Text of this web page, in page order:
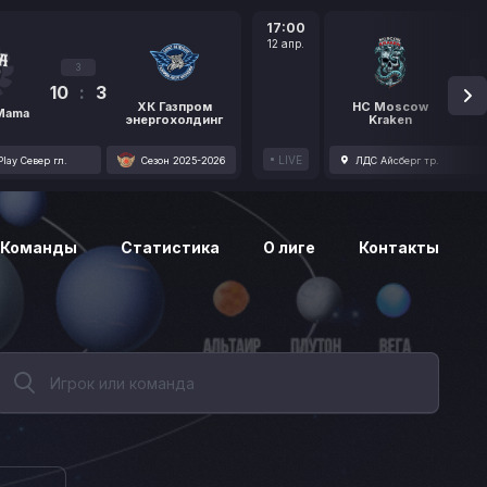
3
10 : 3
ХК Газпром
энергохолдинг
Север гл. Сезон 2025-2026
17:00
12 апр.
LIVE
HC Moscow
Kraken
1
ЛДС Айсберг тр.
Команды Статистика О лиге Контакты